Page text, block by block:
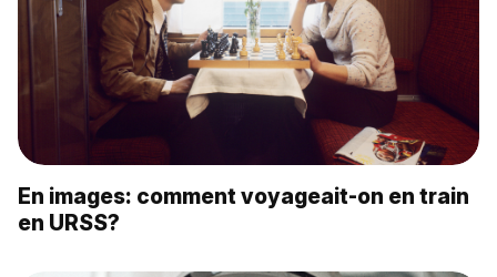
En images: comment voyageait-on en train
en URSS?